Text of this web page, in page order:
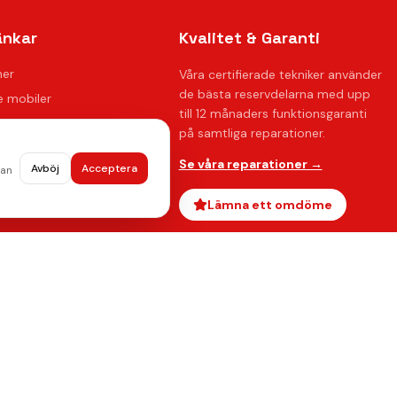
mobiler
Kvalitet & Garanti
Våra certifierade tekniker använder
de bästa reservdelarna med upp
till 12 månaders funktionsgaranti
på samtliga reparationer.
Se våra reparationer →
Lämna ett omdöme
Avböj Acceptera